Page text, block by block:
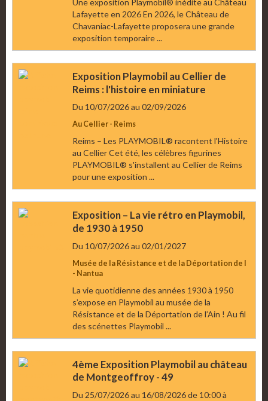
Lafayette en 2026 En 2026, le Château de
Chavaniac-Lafayette proposera une grande
exposition temporaire ...
Exposition Playmobil au Cellier de
Reims : l'histoire en miniature
Du 10/07/2026au 02/09/2026
Au Cellier - Reims
Reims – Les PLAYMOBIL® racontent l'Histoire
au Cellier Cet été, les célèbres figurines
PLAYMOBIL® s'installent au Cellier de Reims
pour une exposition ...
Exposition – La vie rétro en Playmobil,
de 1930 à 1950
Du 10/07/2026au 02/01/2027
Musée de la Résistance et de la Déportation de l
- Nantua
La vie quotidienne des années 1930 à 1950
s’expose en Playmobil au musée de la
Résistance et de la Déportation de l’Ain ! Au fil
des scénettes Playmobil ...
4ème Exposition Playmobil au château
de Montgeoffroy - 49
Du 25/07/2026au 16/08/2026de 10:00à